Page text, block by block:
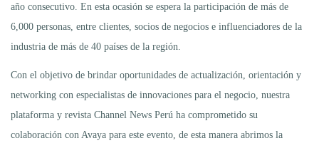
año consecutivo. En esta ocasión se espera la participación de más de
6,000 personas, entre clientes, socios de negocios e influenciadores de la
industria de más de 40 países de la región.
Con el objetivo de brindar oportunidades de actualización, orientación y
networking con especialistas de innovaciones para el negocio, nuestra
plataforma y revista Channel News Perú ha comprometido su
colaboración con Avaya para este evento, de esta manera abrimos la